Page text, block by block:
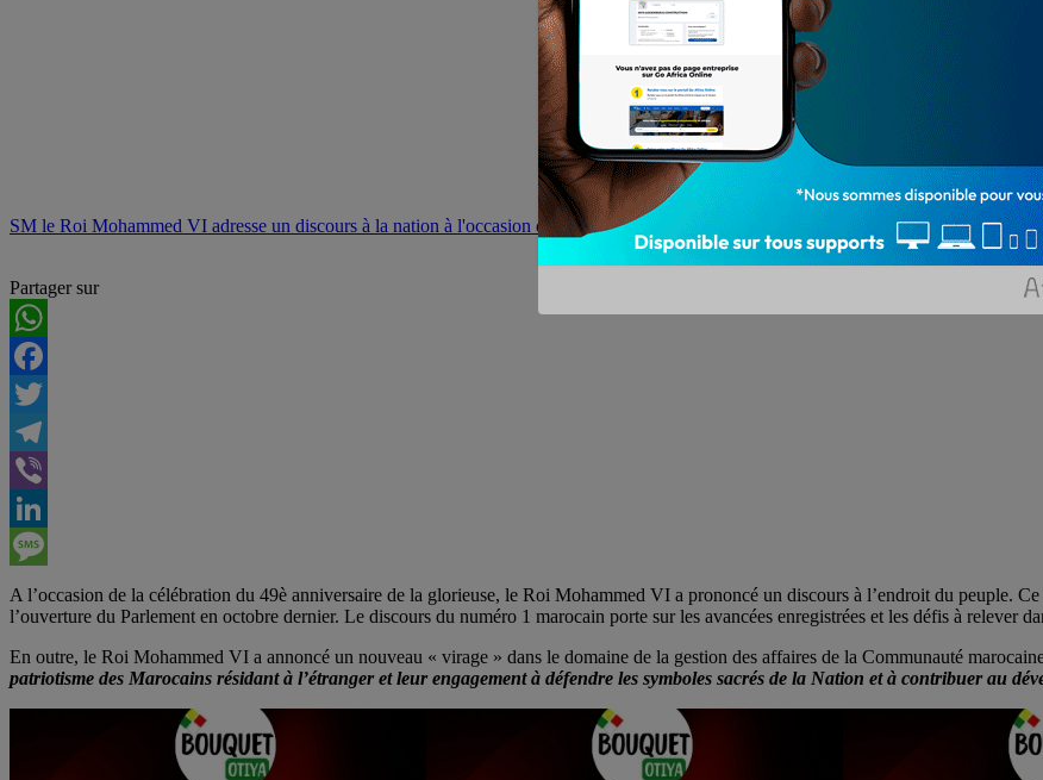
SM le Roi Mohammed VI adresse un discours à la nation à l'occasion du 44ème anniversaire de la Marche Verte
Partager sur
WhatsApp
Facebook
Twitter
Telegram
Viber
LinkedIn
Message
A l’occasion de la célébration du 49è anniversaire de la glorieuse, le Roi Mohammed VI a prononcé un discours à l’endroit du peuple.
l’ouverture du Parlement en octobre dernier. Le discours du numéro 1 marocain porte sur les avancées enregistrées et les défis à relever
En outre, le Roi Mohammed VI a annoncé un nouveau « virage » dans le domaine de la gestion des affaires de la Communauté
patriotisme des Marocains résidant à l’étranger et leur engagement à défendre les symboles sacrés de la Nation et à contribuer au